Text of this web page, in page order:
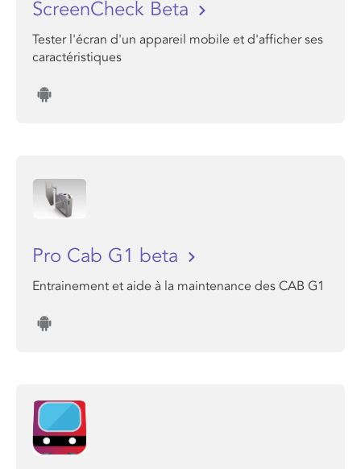
ScreenCheck Beta
Tester l'écran d'un appareil mobile et d'afficher ses
caractéristiques
Pro Cab G1 beta
Entrainement et aide à la maintenance des CAB G1